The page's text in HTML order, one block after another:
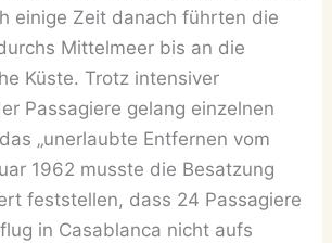
einige Zeit danach führten die
Mittelmeer bis an die
Küste. Trotz intensiver
Passagiere gelang einzelnen
„unerlaubte Entfernen vom
1962 musste die Besatzung
feststellen, dass 24 Passagiere
in Casablanca nicht aufs